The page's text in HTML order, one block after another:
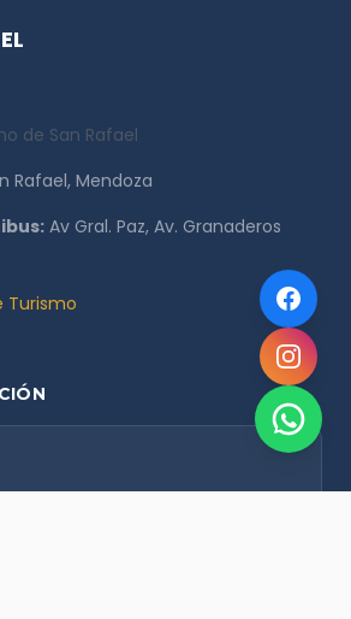
de San Rafael
Rafael, Mendoza
Av Gral. Paz, Av. Granaderos
Turismo